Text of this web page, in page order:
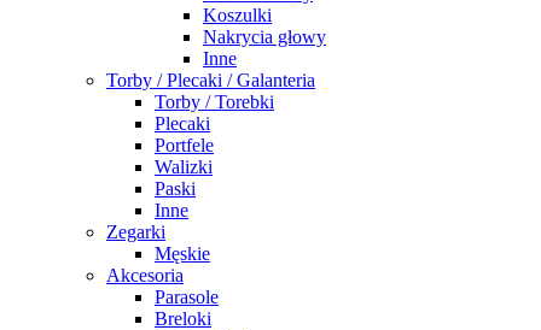
Koszulki
Nakrycia głowy
Inne
Torby / Plecaki / Galanteria
Torby / Torebki
Plecaki
Portfele
Walizki
Paski
Inne
Zegarki
Męskie
Akcesoria
Parasole
Breloki